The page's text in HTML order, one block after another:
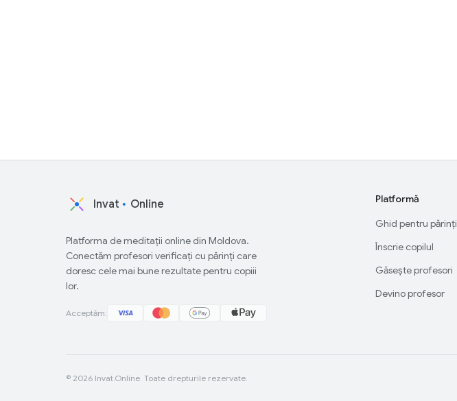
Invat Online
Platforma de meditații online din Moldova.
Conectăm profesori verificați cu părinți care
doresc cele mai bune rezultate pentru copiii
lor.
Acceptăm:
Platformă
Ghid pentru părinți
Înscrie copilul
Găsește profesori
Devino profesor
© 2026 Invat.Online. Toate drepturile rezervate.